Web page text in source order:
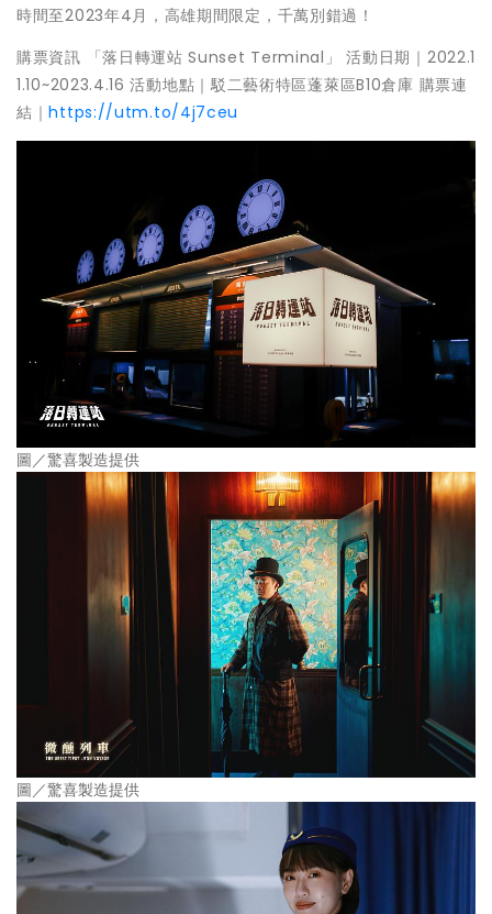
時間至2023年4月，高雄期間限定，千萬別錯過！
購票資訊 「落日轉運站 Sunset Terminal」 活動日期｜2022.1
1.10~2023.4.16 活動地點｜駁二藝術特區蓬萊區B10倉庫 購票連
結｜https://utm.to/4j7ceu
圖／驚喜製造提供
圖／驚喜製造提供